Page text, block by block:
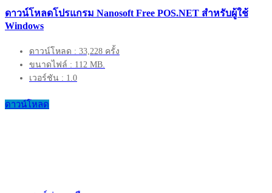
ดาวน์โหลดโปรแกรม Nanosoft Free POS.NET สำหรับผู้ใช้
Windows
ดาวน์โหลด : 33,228 ครั้ง
ขนาดไฟล์ : 112 MB.
เวอร์ชัน : 1.0
ดาวน์โหลด